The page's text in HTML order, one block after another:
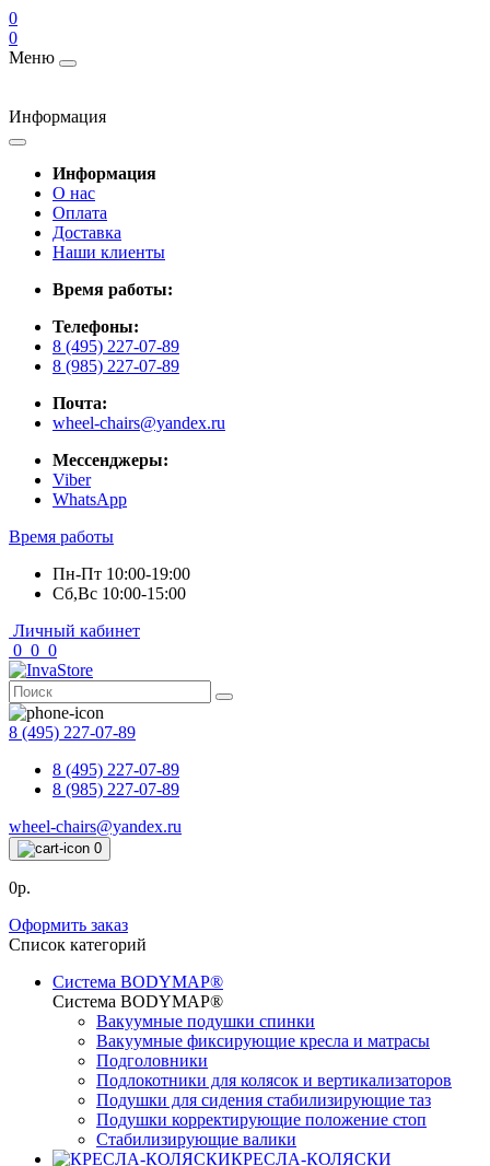
0
0
Меню
Информация
Информация
О нас
Оплата
Доставка
Наши клиенты
Время работы:
Телефоны:
8 (495) 227-07-89
8 (985) 227-07-89
Почта:
wheel-chairs@yandex.ru
Мессенджеры:
Viber
WhatsApp
Время работы
Пн-Пт 10:00-19:00
Сб,Вс 10:00-15:00
Личный кабинет
0 0 0
8 (495) 227-07-89
8 (495) 227-07-89
8 (985) 227-07-89
wheel-chairs@yandex.ru
0
0р.
Оформить заказ
Список категорий
Система BODYMAP®
Система BODYMAP®
Вакуумные подушки спинки
Вакуумные фиксирующие кресла и матрасы
Подголовники
Подлокотники для колясок и вертикализаторов
Подушки для сидения стабилизирующие таз
Подушки корректирующие положение стоп
Стабилизирующие валики
КРЕСЛА-КОЛЯСКИ